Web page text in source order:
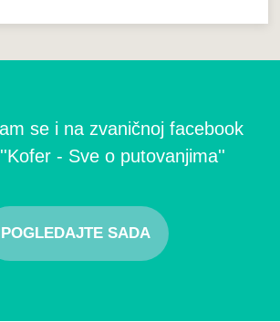
se i na zvaničnoj facebook
- Sve o putovanjima''
POGLEDAJTE SADA